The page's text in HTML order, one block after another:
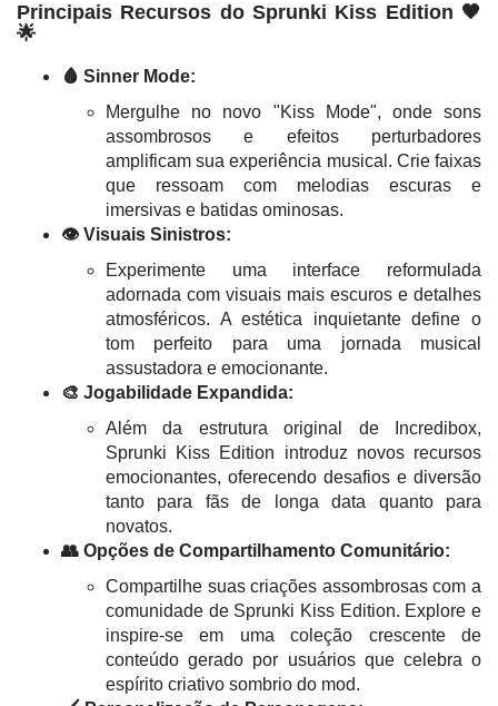
Principais Recursos do Sprunki Kiss Edition 🖤
🌟
🩸 Sinner Mode:
Mergulhe no novo "Kiss Mode", onde sons
assombrosos e efeitos perturbadores
amplificam sua experiência musical. Crie faixas
que ressoam com melodias escuras e
imersivas e batidas ominosas.
👁️ Visuais Sinistros:
Experimente uma interface reformulada
adornada com visuais mais escuros e detalhes
atmosféricos. A estética inquietante define o
tom perfeito para uma jornada musical
assustadora e emocionante.
🎨 Jogabilidade Expandida:
Além da estrutura original de Incredibox,
Sprunki Kiss Edition introduz novos recursos
emocionantes, oferecendo desafios e diversão
tanto para fãs de longa data quanto para
novatos.
👥 Opções de Compartilhamento Comunitário:
Compartilhe suas criações assombrosas com a
comunidade de Sprunki Kiss Edition. Explore e
inspire-se em uma coleção crescente de
conteúdo gerado por usuários que celebra o
espírito criativo sombrio do mod.